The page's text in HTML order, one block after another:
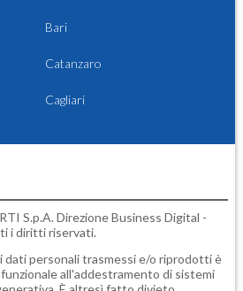
Bari
Catanzaro
Cagliari
S.p.A. Direzione Business Digital -
i diritti riservati.
dati personali trasmessi e/o riprodotti è
all'addestramento di sistemi